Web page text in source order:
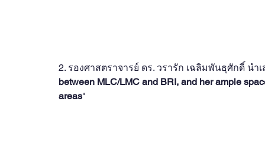
2. รองศาสตราจารย์ ดร. วรารัก เฉลิมพันธุศักดิ์ น
between MLC/LMC and BRI, and her ample
areas"